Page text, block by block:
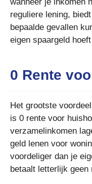
reguliere lening,
bepaalde gevallen
eigen spaargeld
0 Rente
Het grootste
is 0 rente voor
verzamelinkomen
geld lenen voor
voordeliger dan je
betaalt letterlijk geen